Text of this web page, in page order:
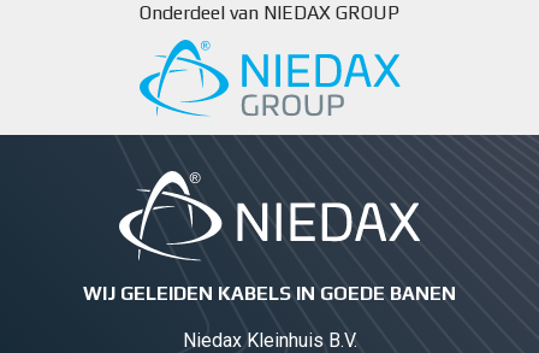
Onderdeel van NIEDAX GROUP
WIJ GELEIDEN KABELS IN GOEDE BANEN
Niedax Kleinhuis B.V.